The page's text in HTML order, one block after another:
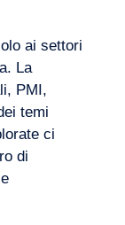
ai settori
La
PMI,
temi
ci
di